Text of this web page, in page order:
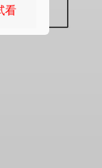
看